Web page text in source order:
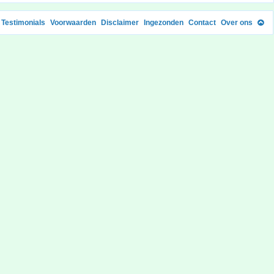
Testimonials Voorwaarden Disclaimer Ingezonden Contact Over ons